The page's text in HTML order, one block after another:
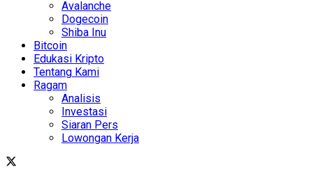
Avalanche
Dogecoin
Shiba Inu
Bitcoin
Edukasi Kripto
Tentang Kami
Ragam
Analisis
Investasi
Siaran Pers
Lowongan Kerja